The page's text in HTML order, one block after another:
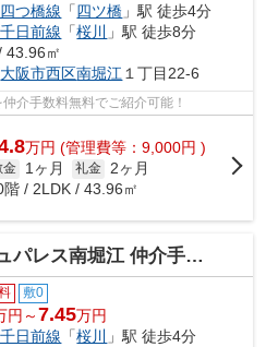
つ橋線 「四ツ橋 」駅 徒歩4分
日前線 「桜川
」駅 徒歩8分
43.96㎡
大阪市西区南堀江 １丁目22-6
介手数料無料でご紹介可能！
万円 (管理費等：9,000円 )
金 1ヶ月 礼金 2ヶ月
階 / 2LDK / 43.96㎡
レス南堀江 仲介手数料無料
敷0
円～7.45万円
日前線 「桜川
」駅 徒歩4分